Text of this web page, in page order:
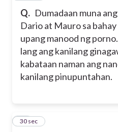
Q. Dumadaan muna
Dario at Mauro sa
upang manood ng
lang ang kanilang
kabataan naman ang
kanilang pinupuntahan.
20
30 sec